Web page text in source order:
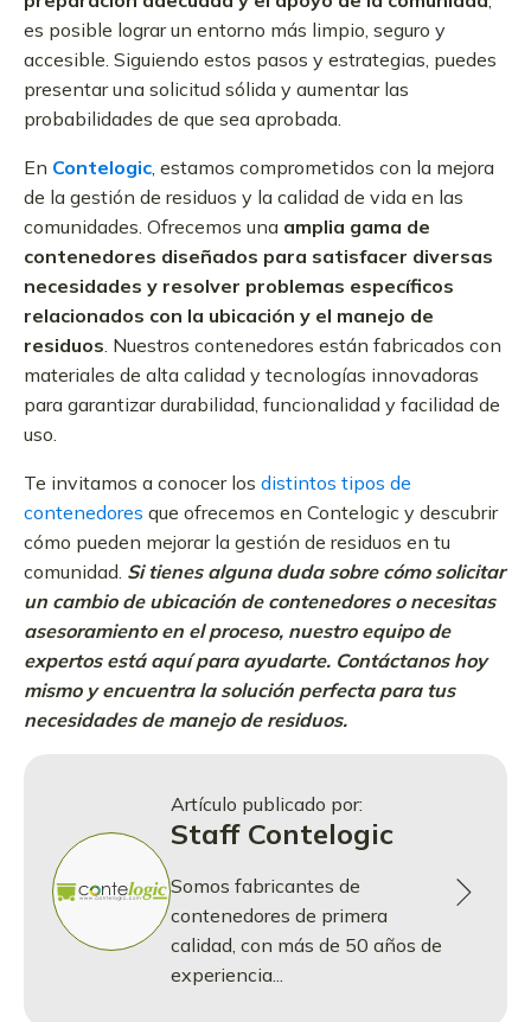
es posible lograr un entorno más limpio, seguro y
accesible. Siguiendo estos pasos y estrategias, puedes
presentar una solicitud sólida y aumentar las
probabilidades de que sea aprobada.
En Contelogic, estamos comprometidos con la mejora
de la gestión de residuos y la calidad de vida en las
comunidades. Ofrecemos una amplia gama de
contenedores diseñados para satisfacer diversas
necesidades y resolver problemas específicos
relacionados con la ubicación y el manejo de
residuos. Nuestros contenedores están fabricados con
materiales de alta calidad y tecnologías innovadoras
para garantizar durabilidad, funcionalidad y facilidad de
uso.
Te invitamos a conocer los distintos tipos de
contenedores que ofrecemos en Contelogic y descubrir
cómo pueden mejorar la gestión de residuos en tu
comunidad. Si tienes alguna duda sobre cómo solicitar
un cambio de ubicación de contenedores o necesitas
asesoramiento en el proceso, nuestro equipo de
expertos está aquí para ayudarte. Contáctanos hoy
mismo y encuentra la solución perfecta para tus
necesidades de manejo de residuos.
Artículo publicado por:
Staff Contelogic
Somos fabricantes de
contenedores de primera
calidad, con más de 50 años de
experiencia...